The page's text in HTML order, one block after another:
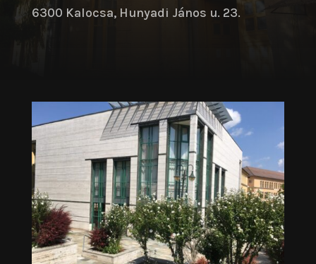
6300 Kalocsa, Hunyadi János u. 23.